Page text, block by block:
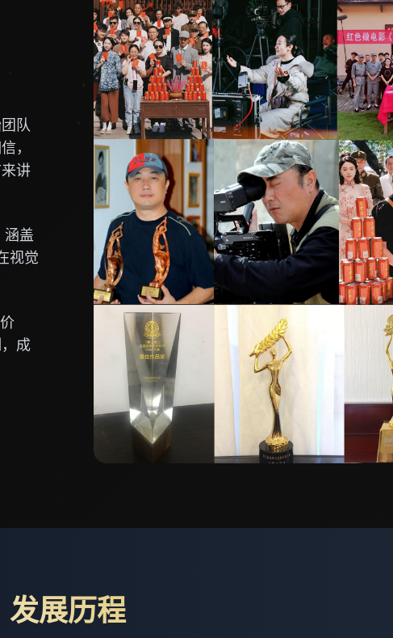
队
，
讲
涵盖
视觉
成
发展历程